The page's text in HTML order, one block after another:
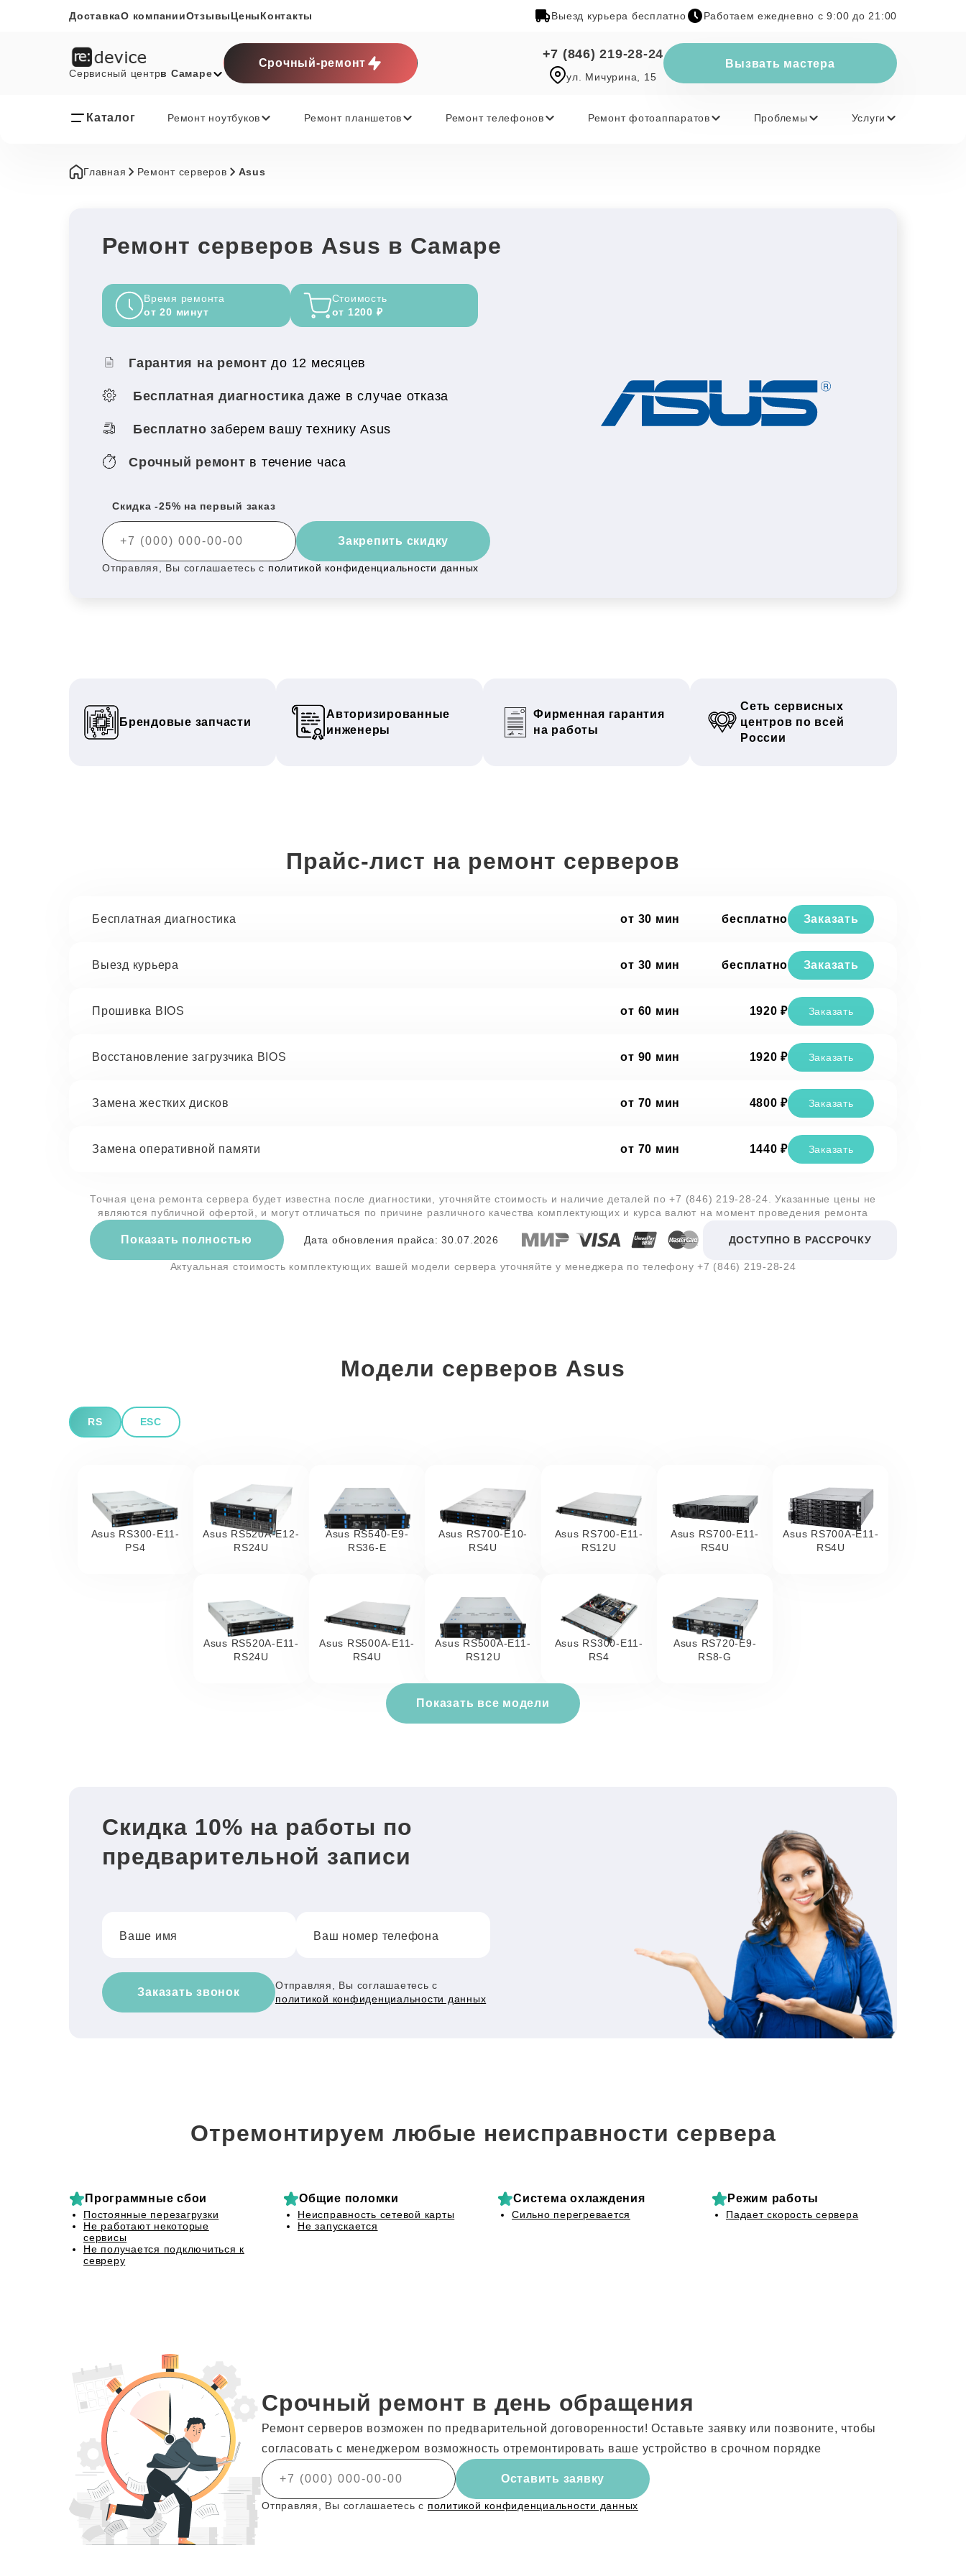
ДоставкаО компанииОтзывыЦеныКонтакты Выезд курьера бесплатно Работаем ежедневно с 9:00 до 21:00
Сервисный центрв Самаре
Срочный-ремонт
+7 (846) 219-28-24
ул. Мичурина, 15
Вызвать мастера
Каталог Ремонт ноутбуков Ремонт планшетов Ремонт телефонов Ремонт фотоаппаратов Проблемы Услуги
Главная Ремонт серверов Asus
Ремонт серверов Asus в Самаре
Время ремонта
от 20 минут
Стоимость
от 1200 ₽
Гарантия на ремонтдо 12 месяцев
Бесплатная диагностика даже в случае отказа
Бесплатно заберем вашу технику Asus
Срочный ремонт в течение часа
Скидка -25% на первый заказ
Закрепить скидку
Отправляя, Вы соглашаетесь с политикой конфиденциальности данных
Брендовые запчасти
Авторизированные
инженеры
Фирменная гарантия
на работы
Сеть сервисных
центров по всей
России
Прайс-лист на ремонт серверов
Бесплатная диагностика от 30 мин бесплатно Заказать
Выезд курьера от 30 мин бесплатно Заказать
Прошивка BIOS от 60 мин 1920 ₽ Заказать
Восстановление загрузчика BIOS от 90 мин 1920 ₽ Заказать
Замена жестких дисков от 70 мин 4800 ₽ Заказать
Замена оперативной памяти от 70 мин 1440 ₽ Заказать
Точная цена ремонта сервера будет известна после диагностики, уточняйте стоимость и наличие деталей по+7 (846) 219-28-24 . Указанные цены не
являются публичной офертой, и могут отличаться по причине различного качества комплектующих и курса валют на момент проведения ремонта
Показать полностью Дата обновления прайса: 30.07.2026 ДОСТУПНО В РАССРОЧКУ
Актуальная стоимость комплектующих вашей модели сервера уточняйте у менеджера по телефону +7 (846) 219-28-24
Модели серверов Asus
RS ESC
Asus RS300-E11-
PS4
Asus RS520A-E12-
RS24U
Asus RS540-E9-
RS36-E
Asus RS700-E10-
RS4U
Asus RS700-E11-
RS12U
Asus RS700-E11-
RS4U
Asus RS700A-E11-
RS4U
Asus RS520A-E11-
RS24U
Asus RS500A-E11-
RS4U
Asus RS500A-E11-
RS12U
Asus RS300-E11-
RS4
Asus RS720-E9-
RS8-G
Показать все модели
Скидка 10% на работы по
предварительной записи
Ваше имя Ваш номер телефона
Заказать звонок
Отправляя, Вы соглашаетесь с
политикой конфиденциальности данных
Отремонтируем любые неисправности сервера
Программные сбои
Постоянные перезагрузки
Не работают некоторые
сервисы
Не получается подключиться к
севреру
Общие поломки
Неисправность сетевой карты
Не запускается
Система охлаждения
Сильно перегревается
Режим работы
Падает скорость сервера
Срочный ремонт в день обращения
Ремонт серверов возможен по предварительной договоренности! Оставьте заявку или позвоните, чтобы
согласовать с менеджером возможность отремонтировать ваше устройство в срочном порядке
Оставить заявку
Отправляя, Вы соглашаетесь с политикой конфиденциальности данных